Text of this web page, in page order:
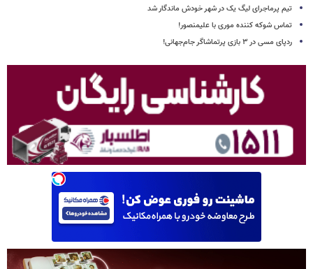
تیم پرماجرای لیگ یک در شهر خودش ماندگار شد
تماس شوکه کننده موری با علیمنصور!
ردپای مسی در ۳ بازی پرتماشاگر جام‌جهانی!